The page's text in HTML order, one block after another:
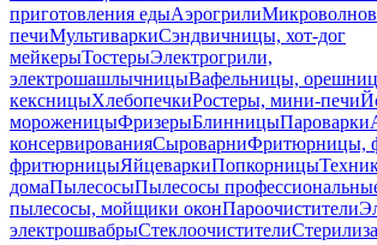
приготовления едыАэрогрили
печиМультиваркиСэндвичницы, хот-дог
мейкерыТостерыЭлектрогрили,
электрошашлычницыВафельницы,
кексницыХлебопечкиРостеры, мини-печи
мороженицыФризерыБлинницыПароварки
консервированияСыроварниФритюрницы,
фритюрницыЯйцеваркиПопкорницы
домаПылесосыПылесосы
пылесосы, мойщики оконПароочистители
электрошвабрыСтеклоочистители